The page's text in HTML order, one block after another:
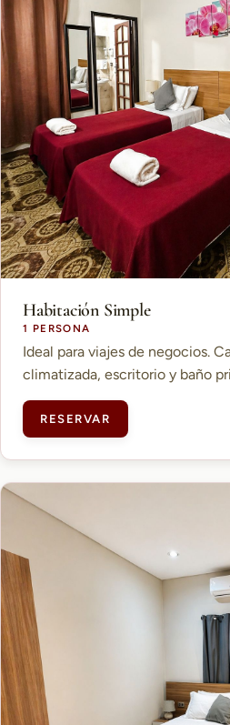
Habitación Simple
1 PERSONA
Ideal para viajes de negocios.
climatizada, escritorio y baño
RESERVAR